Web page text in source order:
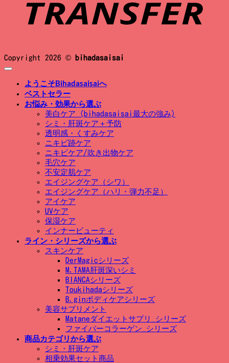
Copyright 2026 © bihadasaisai
ようこそBihadasaisaiへ
ベストセラー
お悩み・効果から選ぶ
美白ケア (bihadasaisai最大の強み)
シミ・肝斑ケア＋予防
透明感・くすみケア
ニキビ跡ケア
ニキビケア/吹き出物ケア
毛穴ケア
不安定肌ケア
エイジングケア（シワ）
エイジングケア（ハリ・弾力不足）
アイケア
UVケア
保湿ケア
インナービューティ
ライン・シリーズから選ぶ
スキンケア
DerMagicシリーズ
M.TAMA肝斑深いシミ
BIANCAシリーズ
Toukihadaシリーズ
B.ginボディケアシリーズ
美容サプリメント
Mataneダイエットサプリ_シリーズ
ファイバーコラーゲン_シリーズ
商品カテゴリから選ぶ
シミ・肝斑ケア
相乗効果セット商品